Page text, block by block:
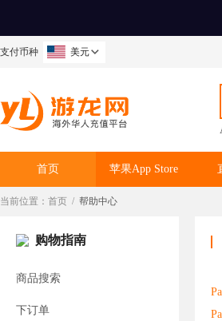
支付币种 美元
首页 苹果App Store
当前位置： 首页 / 帮助中心
购物指南
商品搜索
下订单